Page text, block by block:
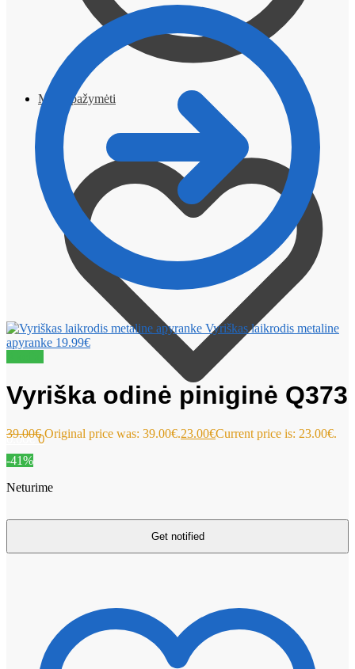
Mano pažymėti
0.00€ 0
Vyriškas laikrodis metaline
apyranke 19.99€
Vyriška odinė piniginė Q373
39.00€ Original price was: 39.00€.23.00€Current price is: 23.00€.
-41%
Neturime